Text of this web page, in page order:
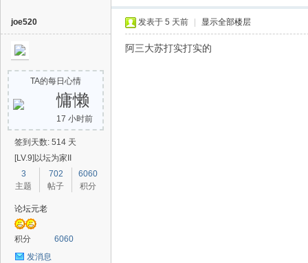
joe520
TA的每日心情
慵懒
17 小时前
签到天数: 514 天
[LV.9]以坛为家II
3
主题
702
帖子
6060
积分
论坛元老
积分
6060
发消息
发表于 5 天前 显示全部楼层
阿三大苏打实打实的